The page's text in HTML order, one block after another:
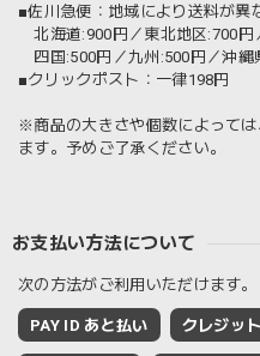
■佐川急便：地域により送料が異
北海道:900円／東北地区:700円
四国:500円／九州:500円／沖縄
■クリックポスト：一律198円
※商品の大きさや個数によって
ます。予めご了承ください。
お支払い方法について
次の方法がご利用いただけます。
PAY ID あと払い クレジッ